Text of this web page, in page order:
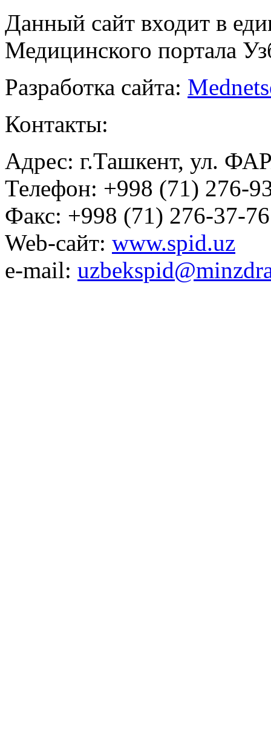
Данный сайт входит в
Медицинского портала
Разработка сайта:
Контакты:
Адрес: г.Ташкент, ул.
Телефон: +998 (71) 276-
Факс: +998 (71) 276-37-76
Web-сайт: www.spid.uz
e-mail: